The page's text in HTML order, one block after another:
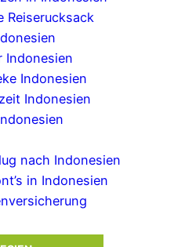
Reiserucksack
Indonesien
Indonesien
Indonesien
nach Indonesien
in Indonesien